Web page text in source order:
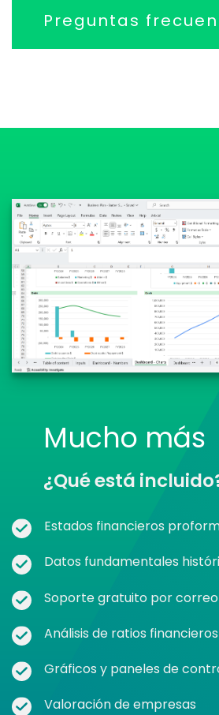
Preguntas
Mucho más
¿Qué está
Estados financieros
Datos fundamentales
Soporte gratuito por
Análisis de ratios financieros
Gráficos y paneles de
Valoración de empresas